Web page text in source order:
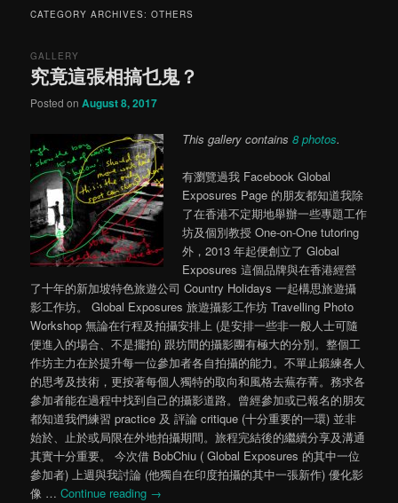
content
content
CATEGORY ARCHIVES:OTHERS
究竟這張相搞乜鬼？
GALLERY
Posted onAugust 8, 2017
This gallery contains8 photos.
有瀏覽過我 Facebook Global
Exposures Page 的朋友都知道我除
了在香港不定期地舉辦一些專題工作
坊及個別教授 One-on-One tutoring
外，2013 年起便創立了 Global
Exposures 這個品牌與在香港經營
了十年的新加坡特色旅遊公司 Country Holidays 一起構思旅遊攝
影工作坊。 Global Exposures 旅遊攝影工作坊 Travelling Photo
Workshop 無論在行程及拍攝安排上 (是安排一些非一般人士可隨
便進入的場合、不是擺拍) 跟坊間的攝影團有極大的分別。整個工
作坊主力在於提升每一位參加者各自拍攝的能力。不單止鍛練各人
的思考及技術，更按著每個人獨特的取向和風格去蕪存菁。務求各
參加者能在過程中找到自己的攝影道路。曾經參加或已報名的朋友
都知道我們練習 practice 及 評論 critique (十分重要的一環) 並非
始於、止於或局限在外地拍攝期間。旅程完結後的繼續分享及溝通
其實十分重要。 今次借 BobChiu ( Global Exposures 的其中一位
參加者) 上週與我討論 (他獨自在印度拍攝的其中一張新作) 優化影
像 …Continue reading →